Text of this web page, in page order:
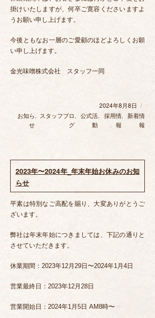
掛けいたしますが、何卒ご寛容くださいますよ
うお願い申し上げます。
今後ともなお一層のご愛顧のほどよろしくお願
い申し上げます。
金光味噌株式会社 スタッフ一同
投
稿
2024年8月8日
カ
お知ら
せ
, スタッフブロ
グ
, 公式活
動
, 採用情
報
, 新着情
報
2023年〜2024年_年末年始お休みのお知
らせ
平素は特別なご高配を賜り、大変ありがとうご
ざいます。
弊社は年末年始につきましては、下記の通りと
させていただきます。
休業期間：2023年12月29日〜2024年1月4日
営業最終日：2023年12月28日
営業開始日：2024年1月5日 AM8時〜